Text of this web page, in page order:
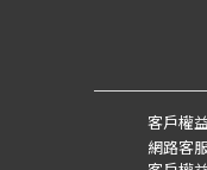
客戶權
網路客